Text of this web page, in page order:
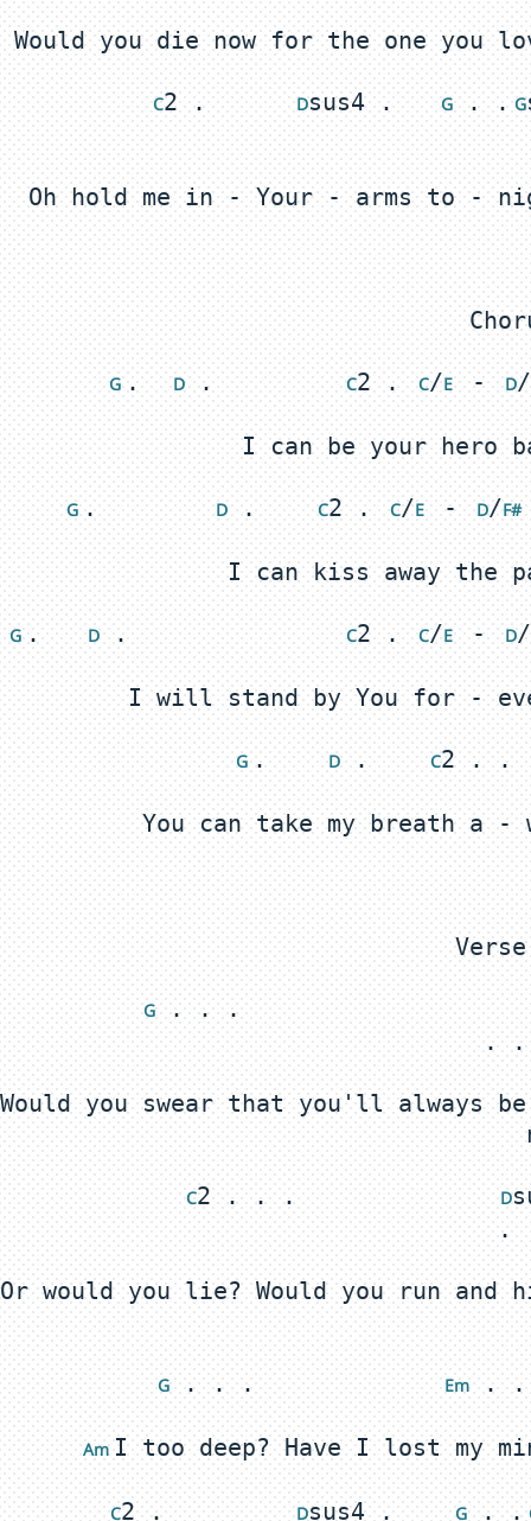
C2 . Dsus4 . G . . G
G . D . C2 . C/E - D/
G . D . C2 . C/E - D/F#
G . D . C2 . C/E - D/
G . D . C
G . . .
Would you swear that you'll always be
C2 . . . D
Or would you lie? Would you run and
G . . . Em
Am
C2 . Dsus4 . G . .